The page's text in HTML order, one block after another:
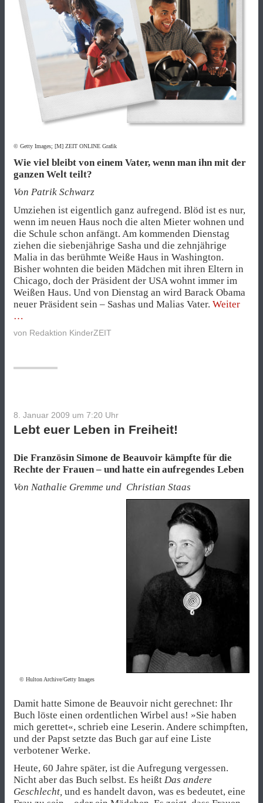
© Getty Images; [M] ZEIT ONLINE Grafik
Wie viel bleibt von einem Vater, wenn man ihn mit der
ganzen Welt teilt?
Von Patrik Schwarz
Umziehen ist eigentlich ganz aufregend. Blöd ist es nur,
wenn im neuen Haus noch die alten Mieter wohnen und
die Schule schon anfängt. Am kommenden Dienstag
ziehen die siebenjährige Sasha und die zehnjährige
Malia in das berühmte Weiße Haus in Washington.
Bisher wohnten die beiden Mädchen mit ihren Eltern in
Chicago, doch der Präsident der USA wohnt immer im
Weißen Haus. Und von Dienstag an wird Barack Obama
neuer Präsident sein – Sashas und Malias Vater. Weiter„Der
von Redaktion KinderZEIT
8. Januar 2009 um 7:20 Uhr
Lebt euer Leben in Freiheit!
Die Französin Simone de Beauvoir kämpfte für die
Rechte der Frauen – und hatte ein aufregendes Leben
Von Nathalie Gremme und Christian Staas
© Hulton Archive/Getty Images
Damit hatte Simone de Beauvoir nicht gerechnet: Ihr
Buch löste einen ordentlichen Wirbel aus! »Sie haben
mich gerettet«, schrieb eine Leserin. Andere schimpften,
und der Papst setzte das Buch gar auf eine Liste
verbotener Werke.
Heute, 60 Jahre später, ist die Aufregung vergessen.
Nicht aber das Buch selbst. Es heißt Das andere
Geschlecht, und es handelt davon, was es bedeutet, eine